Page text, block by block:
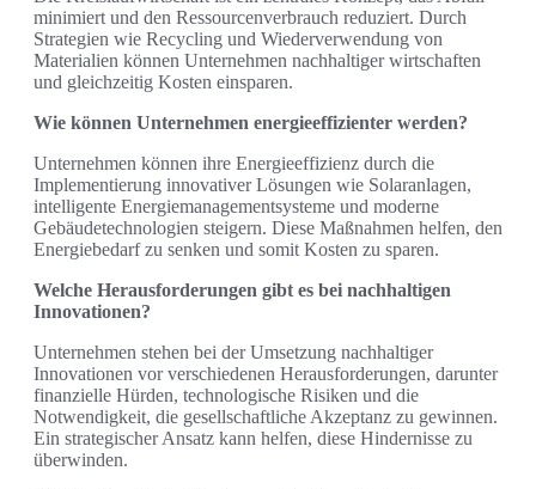
minimiert und den Ressourcenverbrauch reduziert. Durch
Strategien wie Recycling und Wiederverwendung von
Materialien können Unternehmen nachhaltiger wirtschaften
und gleichzeitig Kosten einsparen.
Wie können Unternehmen energieeffizienter werden?
Unternehmen können ihre Energieeffizienz durch die
Implementierung innovativer Lösungen wie Solaranlagen,
intelligente Energiemanagementsysteme und moderne
Gebäudetechnologien steigern. Diese Maßnahmen helfen, den
Energiebedarf zu senken und somit Kosten zu sparen.
Welche Herausforderungen gibt es bei nachhaltigen
Innovationen?
Unternehmen stehen bei der Umsetzung nachhaltiger
Innovationen vor verschiedenen Herausforderungen, darunter
finanzielle Hürden, technologische Risiken und die
Notwendigkeit, die gesellschaftliche Akzeptanz zu gewinnen.
Ein strategischer Ansatz kann helfen, diese Hindernisse zu
überwinden.